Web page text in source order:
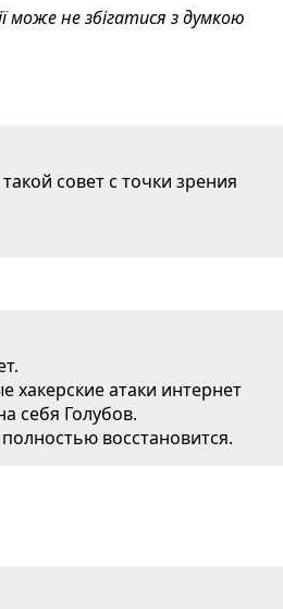
може не збігатися з думкою
совет с точки зрения
атаки интернет
себя Голубов.
восстановится.